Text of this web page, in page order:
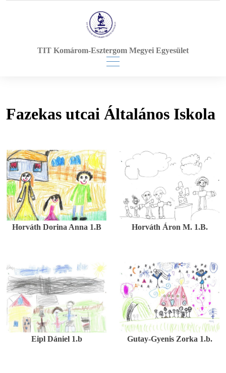
TIT Komárom-Esztergom Megyei Egyesület
Fazekas utcai Általános Iskola
Horváth Dorina Anna 1.B Horváth Áron M. 1.B.
Eipl Dániel 1.b Gutay-Gyenis Zorka 1.b.